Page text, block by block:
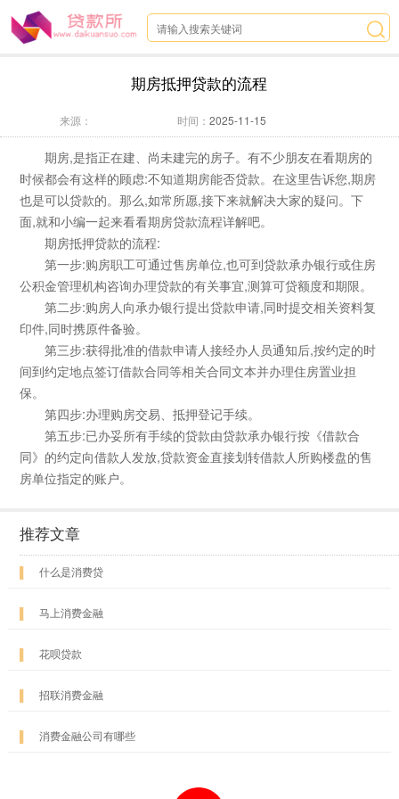
期房抵押贷款的流程
来源： 时间： 2025-11-15
期房,是指正在建、尚未建完的房子。有不少朋友在看期房的
时候都会有这样的顾虑:不知道期房能否贷款。在这里告诉您,期房
也是可以贷款的。那么,如常所愿,接下来就解决大家的疑问。下
面,就和小编一起来看看期房贷款流程详解吧。
期房抵押贷款的流程:
第一步:购房职工可通过售房单位,也可到贷款承办银行或住房
公积金管理机构咨询办理贷款的有关事宜,测算可贷额度和期限。
第二步:购房人向承办银行提出贷款申请,同时提交相关资料复
印件,同时携原件备验。
第三步:获得批准的借款申请人接经办人员通知后,按约定的时
间到约定地点签订借款合同等相关合同文本并办理住房置业担
保。
第四步:办理购房交易、抵押登记手续。
第五步:已办妥所有手续的贷款由贷款承办银行按《借款合
同》的约定向借款人发放,贷款资金直接划转借款人所购楼盘的售
房单位指定的账户。
推荐文章
▌ 什么是消费贷
▌ 马上消费金融
▌ 花呗贷款
▌ 招联消费金融
▌ 消费金融公司有哪些